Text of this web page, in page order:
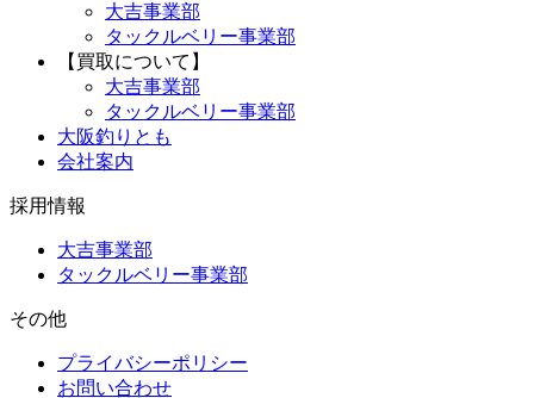
大吉事業部
タックルベリー事業部
【買取について】
大吉事業部
タックルベリー事業部
大阪釣りとも
会社案内
採用情報
大吉事業部
タックルベリー事業部
その他
プライバシーポリシー
お問い合わせ